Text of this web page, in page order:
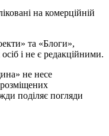
на комерційній
та «Блоги»,
і не є редакційними.
не несе
розміщених
поділяє погляди